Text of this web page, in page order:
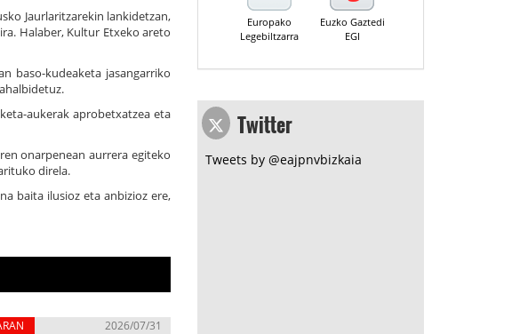
Jaurlaritzarekin lankidetzan,
Halaber, Kultur Etxeko areto
baso-kudeaketa jasangarriko
aukerak aprobetxatzea eta
onarpenean aurrera egiteko
direla.
baita ilusioz eta anbizioz ere,
2026/07/31
Europako
Legebiltzarra
Euzko Gaztedi
EGI
Twitter
Tweets by @eajpnvbizkaia